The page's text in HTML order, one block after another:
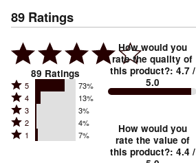
89 Ratings
89 Ratings
Rated
5
stars
by
5 73%
Rated
4
stars
by
4 13%
Rated
3
stars
3 3%
Rated
2
2 4%
Rated
1 7%
How would you
rate the quality of
this product?: 4.7/
5.0
How would you
rate the value of
this product?: 4.4 /